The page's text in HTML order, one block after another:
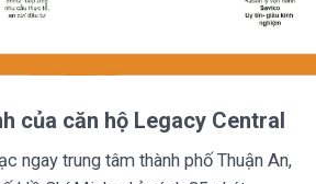
của căn hộ Legacy Central
ngay trung tâm thành phố Thuận An,